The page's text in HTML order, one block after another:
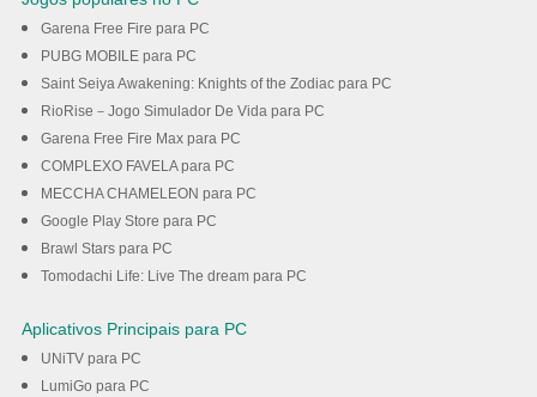
Garena Free Fire para PC
PUBG MOBILE para PC
Saint Seiya Awakening: Knights of the Zodiac para PC
RioRise－Jogo Simulador De Vida para PC
Garena Free Fire Max para PC
COMPLEXO FAVELA para PC
MECCHA CHAMELEON para PC
Google Play Store para PC
Brawl Stars para PC
Tomodachi Life: Live The dream para PC
Aplicativos Principais para PC
UNiTV para PC
LumiGo para PC